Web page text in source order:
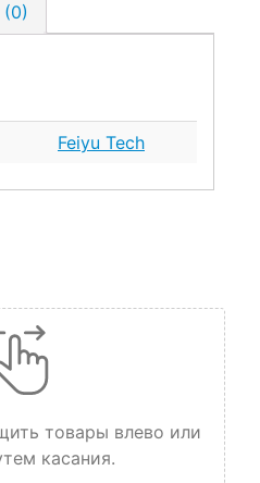
Feiyu Tech
товары влево или
касания.